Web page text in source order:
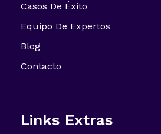
Casos De Éxito
Equipo De Expertos
Blog
Contacto
Links Extras